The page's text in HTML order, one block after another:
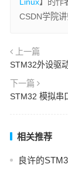
CSDN学院
上一篇
STM32外设驱
下一篇
STM32 模拟串
相关推荐
良许的